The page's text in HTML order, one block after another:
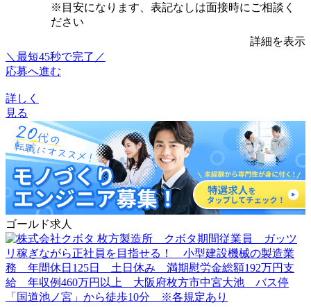
※目安になります、表記なしは面接時にご相談く
ださい
詳細を表示
＼最短45秒で完了／
応募へ進む
詳しく
見る
ゴールド求人